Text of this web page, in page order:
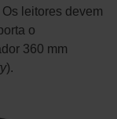
leitores devem
o
360 mm
).